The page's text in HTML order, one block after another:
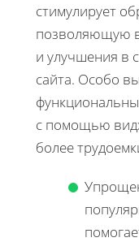
стимулирует
позволяющую
и улучшения в
сайта. Особо
с помощью
более